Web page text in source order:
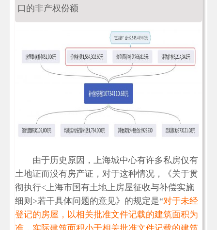
口的非产权份额
由于历史原因，上海城中心有许多私房仅有
土地证而没有房产证，对于这种情况，《关于贯
彻执行<上海市国有土地上房屋征收与补偿实施
细则>若干具体问题的意见》的规定是“对于未经
登记的房屋，以相关批准文件记载的建筑面积为
准，实际建筑面积小于相关批准文件记载的建筑